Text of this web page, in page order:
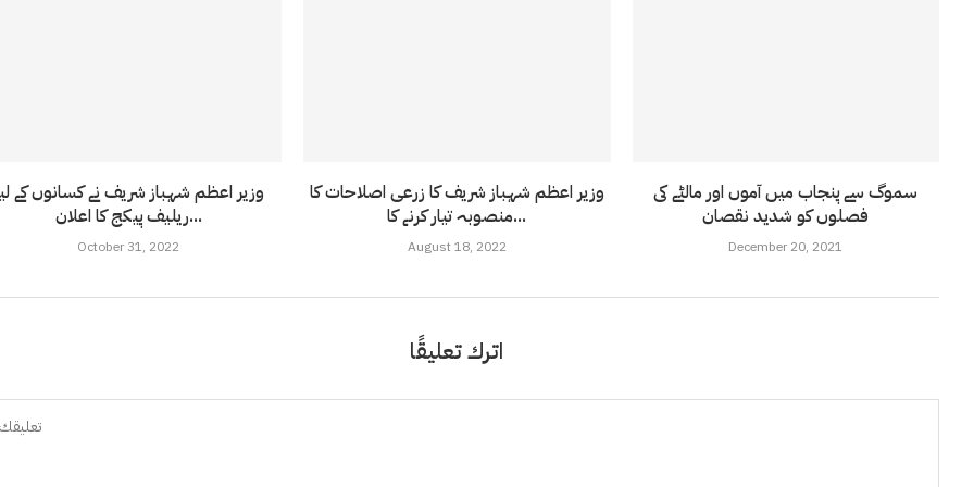
وزیر اعظم شہباز شریف نے کسانوں کے
ریلیف پیکج کا اعلان...
October 31, 2022
وزیر اعظم شہباز شریف کا زرعی اصلاحات کا
منصوبہ تیار کرنے کا...
August 18, 2022
سموگ سے پنجاب میں آموں اور مالٹے کی
فصلوں کو شدید نقصان
December 20, 2021
اترك تعليقًا